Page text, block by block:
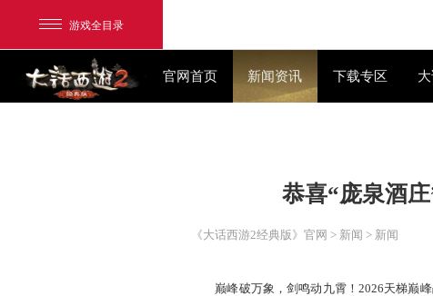
游戏全目录
官网首页 新闻资讯
《大话西游2经典版》官网>新
恭喜“